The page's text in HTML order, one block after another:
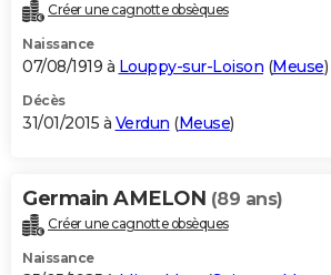
Créer une cagnotte obsèques
Naissance
07/08/1919 à Louppy-sur-Loison (Meuse)
Décès
31/01/2015 à Verdun (Meuse)
Germain AMELON (89 ans)
Créer une cagnotte obsèques
Naissance